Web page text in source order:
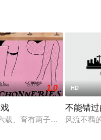
初恋男友李天昊（周澄奧
1.0
载、育有两子的弗朗索瓦
HD
不能错
风流不羁